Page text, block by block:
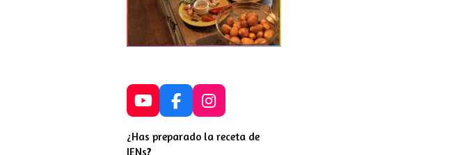
Y
o
u
T
F
a
c
I
n
s
¿Has preparado la receta de
JENs?